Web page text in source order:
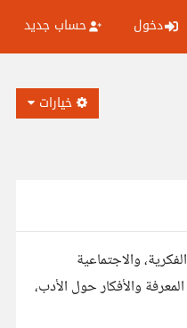
دخول حساب جديد
خيارات
والاجتماعية
والأفكار حول الأدب،